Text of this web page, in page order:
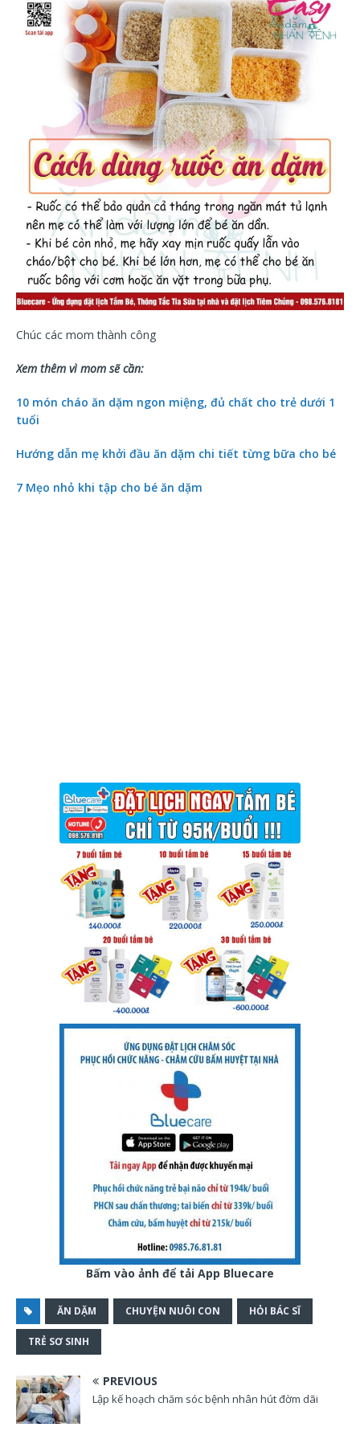
Chúc các mom thành công
Xem thêm vì mom sẽ cần:
10 món cháo ăn dặm ngon miệng, đủ chất cho trẻ dưới 1
tuổi
Hướng dẫn mẹ khởi đầu ăn dặm chi tiết từng bữa cho bé
7 Mẹo nhỏ khi tập cho bé ăn dặm
Bấm vào ảnh để tải App Bluecare
ĂN DẶM CHUYỆN NUÔI CON HỎI BÁC SĨ
TRẺ SƠ SINH
PREVIOUS
Lập kế hoạch chăm sóc bệnh nhân hút đờm dãi